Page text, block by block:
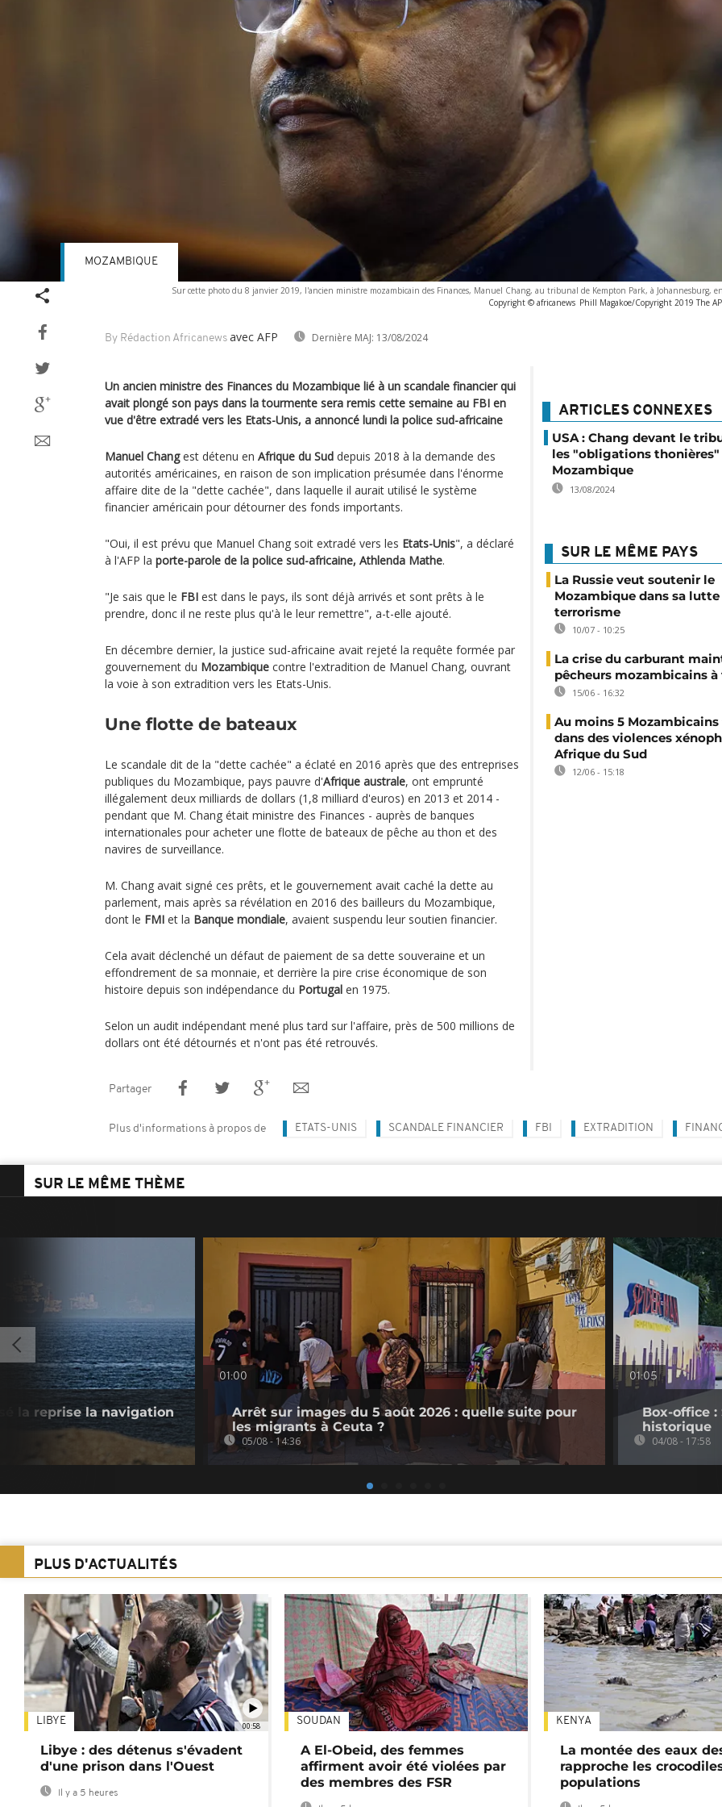
Sur cette photo du 8 janvier 2019, l'ancien ministre mozambicain des Finances, Manuel Chang, au tribunal de Kempton Park, à Johannesburg,
Copyright © africanews Phill Magakoe/Copyright 2019 The
By Rédaction Africanews avec AFP Dernière MAJ: 13/08/2024
MOZAMBIQUE
Un ancien ministre des Finances du Mozambique lié à un scandale financier qui
avait plongé son pays dans la tourmente sera remis cette semaine au FBI en
vue d'être extradé vers les Etats-Unis, a annoncé lundi la police sud-africaine
Manuel Changest détenu en Afrique du Sud depuis 2018 à la demande des
autorités américaines, en raison de son implication présumée dans l'énorme
affaire dite de la "dette cachée", dans laquelle il aurait utilisé le système
financier américain pour détourner des fonds importants.
"Oui, il est prévu que Manuel Chang soit extradé vers les Etats-Unis", a déclaré
à l'AFP la porte-parole de la police sud-africaine, Athlenda Mathe.
"Je sais que le FBI est dans le pays, ils sont déjà arrivés et sont prêts à le
prendre, donc il ne reste plus qu'à le leur remettre", a-t-elle ajouté.
En décembre dernier, la justice sud-africaine avait rejeté la requête formée par
gouvernement du Mozambique contre l'extradition de Manuel Chang, ouvrant
la voie à son extradition vers les Etats-Unis.
Une flotte de bateaux
Le scandale dit de la "dette cachée" a éclaté en 2016 après que des entreprises
publiques du Mozambique, pays pauvre d'Afrique australe, ont emprunté
illégalement deux milliards de dollars (1,8 milliard d'euros) en 2013 et 2014 -
pendant que M. Chang était ministre des Finances - auprès de banques
internationales pour acheter une flotte de bateaux de pêche au thon et des
navires de surveillance.
M. Chang avait signé ces prêts, et le gouvernement avait caché la dette au
parlement, mais après sa révélation en 2016 des bailleurs du Mozambique,
dont le FMI et la Banque mondiale, avaient suspendu leur soutien financier.
Cela avait déclenché un défaut de paiement de sa dette souveraine et un
effondrement de sa monnaie, et derrière la pire crise économique de son
histoire depuis son indépendance du Portugal en 1975.
Selon un audit indépendant mené plus tard sur l'affaire, près de 500 millions de
dollars ont été détournés et n'ont pas été retrouvés.
ARTICLES CONNEXES
USA : Chang devant le
les "obligations thonières"
Mozambique
13/08/2024
SUR LE MÊME PAYS
La Russie veut soutenir le
Mozambique dans sa
terrorisme
10/07 - 10:25
La crise du carburant
pêcheurs mozambicains à
15/06 - 16:32
Au moins 5 Mozambicains
dans des violences
Afrique du Sud
12/06 - 15:18
Partager
Plus d'informations à propos de ETATS-UNIS SCANDALE FINANCIER FBI EXTRADITION
SUR LE MÊME THÈME
la reprise la navigation
01:00
Arrêt sur images du 5 août 2026 : quelle suite pour
les migrants à Ceuta ?
05/08 - 14:36
01:05
Box-office :
historique
04/08 - 17:58
PLUS D'ACTUALITÉS
00:58
LIBYE
Libye : des détenus s'évadent
d'une prison dans l'Ouest
Il y a 5 heures
SOUDAN
A El-Obeid, des femmes
affirment avoir été violées par
des membres des FSR
KENYA
La montée des eaux
rapproche les
populations